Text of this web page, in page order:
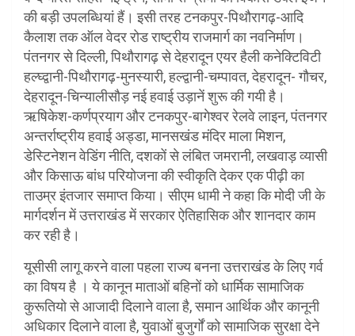
की बड़ी उपलब्धियां हैं। इसी तरह टनकपुर-पिथौरागढ़-आदि
कैलाश तक ऑल वेदर रोड राष्ट्रीय राजमार्ग का नवनिर्माण।
पंतनगर से दिल्ली, पिथौरागढ़ से देहरादून एयर हैली कनेक्टिविटी
हल्घ्द्वानी-पिथौरागढ़-मुनस्यारी, हल्द्वानी-चम्पावत, देहरादून- गौचर,
देहरादून-चिन्यालीसौड़ नई हवाई उड़ानें शुरू की गयी है।
ऋषिकेश-कर्णप्रयाग और टनकपुर-बागेश्वर रेलवे लाइन, पंतनगर
अन्तर्राष्ट्रीय हवाई अड्डा, मानसखंड मंदिर माला मिशन,
डेस्टिनेशन वेडिंग नीति, दशकों से लंबित जमरानी, लखवाड़ व्यासी
और किसाऊ बांध परियोजना की स्वीकृति देकर एक पीढ़ी का
ताउम्र इंतजार समाप्त किया। सीएम धामी ने कहा कि मोदी जी के
मार्गदर्शन में उत्तराखंड में सरकार ऐतिहासिक और शानदार काम
कर रही है।
यूसीसी लागू करने वाला पहला राज्य बनना उत्तराखंड के लिए गर्व
का विषय है । ये कानून माताओं बहिनों को धार्मिक सामाजिक
कुरूतियो से आजादी दिलाने वाला है, समान आर्थिक और कानूनी
अधिकार दिलाने वाला है, युवाओं बुजुर्गों को सामाजिक सुरक्षा देने